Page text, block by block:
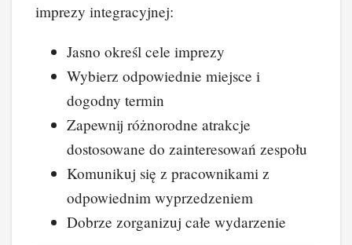
imprezy integracyjnej:
Jasno określ cele imprezy
Wybierz odpowiednie miejsce i
dogodny termin
Zapewnij różnorodne atrakcje
dostosowane do zainteresowań zespołu
Komunikuj się z pracownikami z
odpowiednim wyprzedzeniem
Dobrze zorganizuj całe wydarzenie